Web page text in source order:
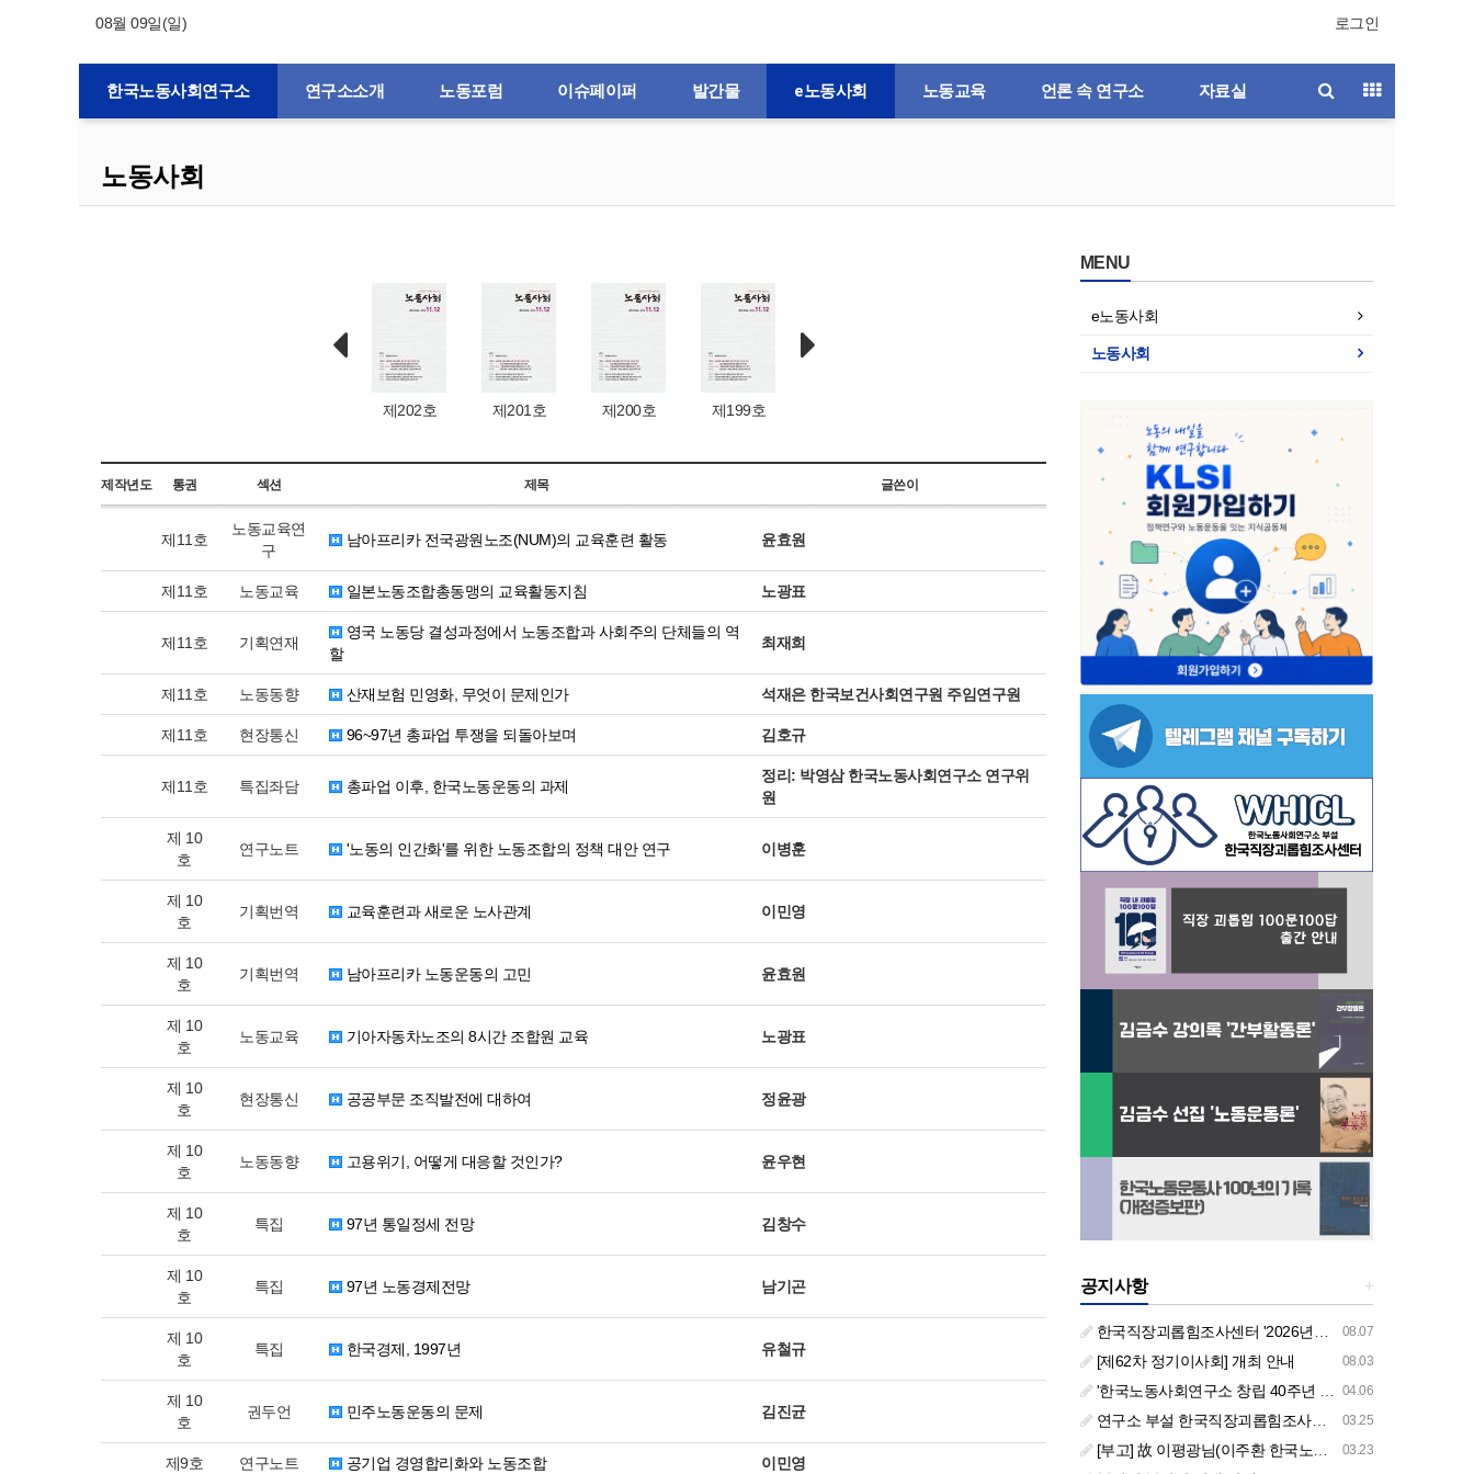
08월 09일(일) 로그인
한국노동사회연구소 연구소소개 노동포럼 이슈페이퍼 발간물 e노동사회 노동교육 언론 속 연구소 자료실
노동사회
제202호 제201호 제200호 제199호
제작년도 통권 섹션 제목 글쓴이
제11호
노동교육연
구
남아프리카 전국광원노조(NUM)의 교육훈련 활동 윤효원
제11호 노동교육 일본노동조합총동맹의 교육활동지침 노광표
제11호 기획연재
영국 노동당 결성과정에서 노동조합과 사회주의 단체들의 역
할
최재희
제11호 노동동향 산재보험 민영화, 무엇이 문제인가 석재은 한국보건사회연구원 주임연구원
제11호 현장통신 96~97년 총파업 투쟁을 되돌아보며 김호규
제11호 특집좌담 총파업 이후, 한국노동운동의 과제
정리: 박영삼 한국노동사회연구소 연구위
원
제 10
호
연구노트 '노동의 인간화'를 위한 노동조합의 정책 대안 연구 이병훈
제 10
호
기획번역 교육훈련과 새로운 노사관계 이민영
제 10
호
기획번역 남아프리카 노동운동의 고민 윤효원
제 10
호
노동교육 기아자동차노조의 8시간 조합원 교육 노광표
제 10
호
현장통신 공공부문 조직발전에 대하여 정윤광
제 10
호
노동동향 고용위기, 어떻게 대응할 것인가? 윤우현
제 10
호
특집 97년 통일정세 전망 김창수
제 10
호
특집 97년 노동경제전망 남기곤
제 10
호
특집 한국경제, 1997년 유철규
제 10
호
권두언 민주노동운동의 문제 김진균
제9호 연구노트 공기업 경영합리화와 노동조합 이민영
MENU
e노동사회
노동사회
+
공지사항
08.07
한국직장괴롭힘조사센터 '2026년도 하반기 주요 사업 안내' (교육/컨설팅)
08.03
[제62차 정기이사회] 개최 안내
04.06
'한국노동사회연구소 창립 40주년 기념 행사 안내'
03.25
연구소 부설 한국직장괴롭힘조사센터 '2026년도 주요 사업 안내' (교육/컨설팅)
03.23
[부고] 故 이평광님(이주환 한국노동사회연구소 부소장 부친상)